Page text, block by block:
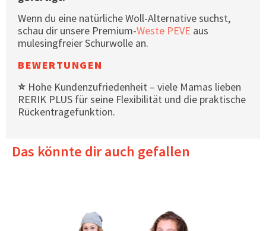
Wenn du eine natürliche Woll-Alternative suchst,
schau dir unsere Premium-Weste PEVE aus
mulesingfreier Schurwolle an.
BEWERTUNGEN
⭐ Hohe Kundenzufriedenheit – viele Mamas lieben
RERIK PLUS für seine Flexibilität und die praktische
Rückentragefunktion.
Das könnte dir auch gefallen